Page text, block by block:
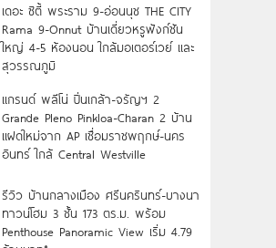
เดอะ ซิตี้ พระราม 9-อ่อนนุช THE CITY
Rama 9-Onnut บ้านเดี่ยวหรูฟังก์ชัน
ใหญ่ 4-5 ห้องนอน ใกล้มอเตอร์เวย์ และ
สุวรรณภูมิ
แกรนด์ พลีโน่ ปิ่นเกล้า-จรัญฯ 2
Grande Pleno Pinkloa-Charan 2 บ้าน
แฝดใหม่จาก AP เชื่อมราชพฤกษ์-นคร
อินทร์ ใกล้ Central Westville
รีวิว บ้านกลางเมือง ศรีนครินทร์-บางนา
ทาวน์โฮม 3 ชั้น 173 ตร.ม. พร้อม
Penthouse Panoramic View เริ่ม 4.79